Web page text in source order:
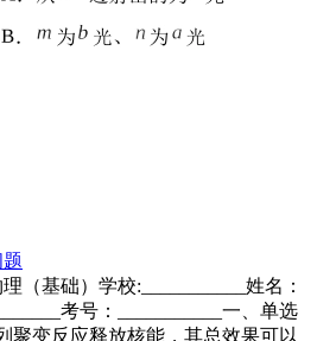
（基础）学校:___________姓名：
考号：___________一、单选
聚变反应释放核能，其总效果可以